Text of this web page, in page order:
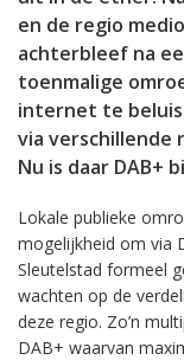
en de regio
achterbleef na
toenmalige
internet te
via verschillende
Nu is daar DAB+
Lokale publieke
mogelijkheid om via
Sleutelstad formeel
wachten op de
deze regio. Zo’n
DAB+ waarvan